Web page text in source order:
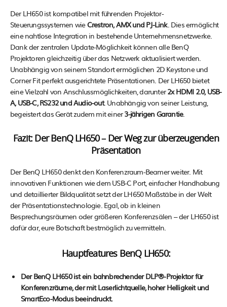
Der LH650 ist kompatibel mit führenden Projektor-
Steuerungssystemen wieCrestron, AMX und PJ-Link. Dies ermöglicht
eine nahtlose Integration in bestehende Unternehmensnetzwerke.
Dank der zentralen Update-Möglichkeit können alle BenQ
Projektoren gleichzeitig über das Netzwerk aktualisiert werden.
Unabhängig von seinem Standort ermöglichen 2D Keystone und
Corner Fit perfekt ausgerichtete Präsentationen. Der LH650 bietet
eine Vielzahl von Anschlussmöglichkeiten, darunter2x HDMI 2.0, USB-
A, USB-C, RS232 und Audio-out. Unabhängig von seiner Leistung,
begeistert das Gerät zudem mit einer3-jährigen Garantie.
Fazit: Der BenQ LH650 – Der Weg zur überzeugenden
Präsentation
Der BenQ LH650 denkt den Konferenzraum-Beamer weiter. Mit
innovativen Funktionen wie dem USB-C Port, einfacher Handhabung
und detaillierter Bildqualität setzt der LH650 Maßstäbe in der Welt
der Präsentationstechnologie. Egal, ob in kleinen
Besprechungsräumen oder größeren Konferenzsälen – der LH650 ist
dafür dar, eure Botschaft bestmöglich zu vermitteln.
Hauptfeatures BenQ LH650:
Der BenQ LH650 ist ein bahnbrechender DLP®-Projektor für
Konferenzräume, der mit Laserlichtquelle, hoher Helligkeit und
SmartEco-Modus beeindruckt.